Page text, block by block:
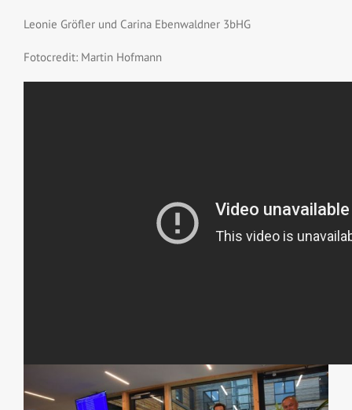
Leonie Gröfler und Carina Ebenwaldner 3bHG
Fotocredit: Martin Hofmann